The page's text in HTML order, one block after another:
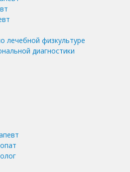
лечебной физкультуре
диагностики